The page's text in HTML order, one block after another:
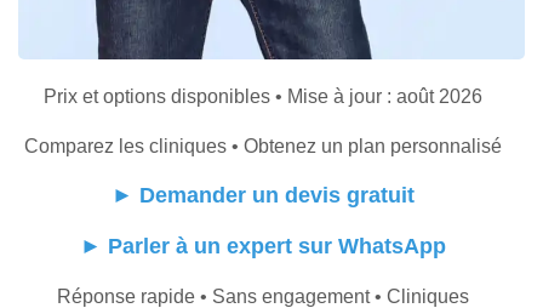
Prix et options disponibles • Mise à jour : août 2026
Comparez les cliniques • Obtenez un plan personnalisé
► Demander un devis gratuit
► Parler à un expert sur WhatsApp
Réponse rapide • Sans engagement • Cliniques